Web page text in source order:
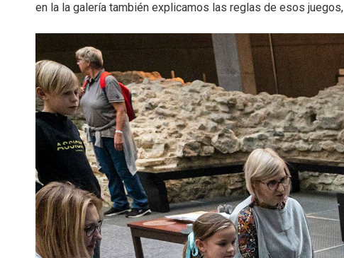
en la la galería también explicamos las reglas de esos